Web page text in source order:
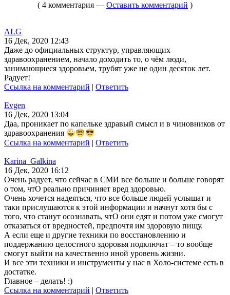
( 4 комментария — Оставить комментарий )
ALG
16 Дек, 2020 12:43
Даже до официальных структур, управляющих
здравоохранением, начало доходить то, о чём люди,
занимающиеся здоровьем, трубят уже не один десяток лет.
Радует!
Ссылка на комментарий | Ответить
Evgen
16 Дек, 2020 13:04
Даа, проникает по капельке здравый смысл и в чиновников от
здравоохранения
Ссылка на комментарий | Ответить
Karina_Galkina
16 Дек, 2020 16:12
Очень радует, что сейчас в СМИ все больше и больше говорят
о том, чтО реально причиняет вред здоровью.
Очень хочется надеяться, что все больше людей услышат и
таки прислушаются к этой информации и начнут хотя бы с
того, что станут осознавать, чтО они едят и потом уже смогут
отказаться от вредностей, предпочтя им здоровую пищу.
А если еще и другие техники по восстановлению и
поддержанию целостного здоровья подключат – то вообще
смогут выйти на качественно иной уровень жизни.
И все эти техники и инструменты у нас в Холо-системе есть в
достатке.
Главное – делать! :)
Ссылка на комментарий | Ответить